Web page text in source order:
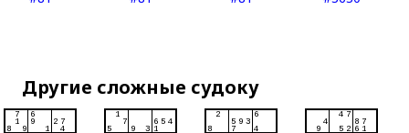
Другие сложные судоку